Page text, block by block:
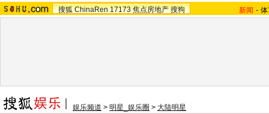
搜狐 ChinaRen 17173 焦点房地产 搜狗 新闻 -
娱乐频道 > 明星_娱乐圈 > 大陆明星